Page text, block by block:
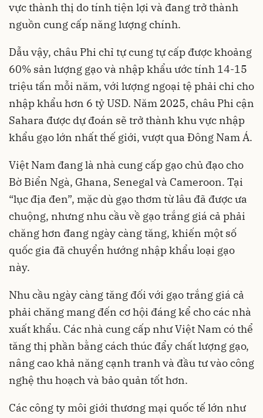
vực thành thị do tính tiện lợi và đang trở thành
nguồn cung cấp năng lượng chính.
Dẫu vậy, châu Phi chỉ tự cung tự cấp được khoảng
60% sản lượng gạo và nhập khẩu ước tính 14-15
triệu tấn mỗi năm, với lượng ngoại tệ phải chi cho
nhập khẩu hơn 6 tỷ USD. Năm 2025, châu Phi cận
Sahara được dự đoán sẽ trở thành khu vực nhập
khẩu gạo lớn nhất thế giới, vượt qua Đông Nam Á.
Việt Nam đang là nhà cung cấp gạo chủ đạo cho
Bờ Biển Ngà, Ghana, Senegal và Cameroon. Tại
“lục địa đen”, mặc dù gạo thơm từ lâu đã được ưa
chuộng, nhưng nhu cầu về gạo trắng giá cả phải
chăng hơn đang ngày càng tăng, khiến một số
quốc gia đã chuyển hướng nhập khẩu loại gạo
này.
Nhu cầu ngày càng tăng đối với gạo trắng giá cả
phải chăng mang đến cơ hội đáng kể cho các nhà
xuất khẩu. Các nhà cung cấp như Việt Nam có thể
tăng thị phần bằng cách thúc đẩy chất lượng gạo,
nâng cao khả năng cạnh tranh và đầu tư vào công
nghệ thu hoạch và bảo quản tốt hơn.
Các công ty môi giới thương mại quốc tế lớn như